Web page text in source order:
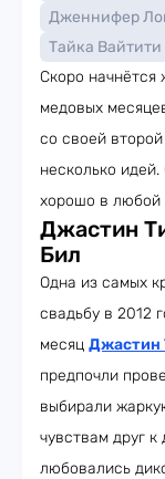
Дженнифер
Тайка Вайтити
Скоро начнётся
медовых
со своей
несколько
хорошо в любой
Джастин
Бил
Одна из самых
свадьбу в 2012
месяц Джастин
предпочли
выбирали
чувствам друг
любовались